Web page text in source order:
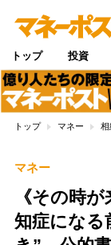
トップ 投資
トップ マネー 相
マネー
《その時
知症になる